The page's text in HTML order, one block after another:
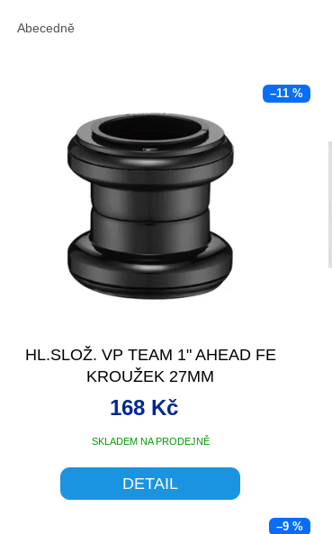
Abecedně
–11 %
HL.SLOŽ. VP TEAM 1" AHEAD FE
KROUŽEK 27MM
SKLADEM NA PRODEJNĚ
168 Kč
DETAIL
–9 %